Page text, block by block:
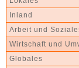
Inland
Arbeit und
Wirtschaft und
Globales